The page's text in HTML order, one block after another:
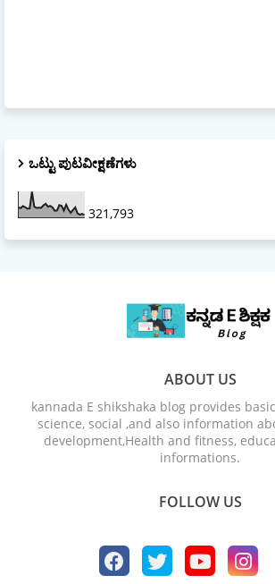
ಒಟ್ಟು ಪುಟವೀಕ್ಷಣೆಗಳು
321,793
ABOUT US
kannada E shikshaka blog provides
science, social ,and also information
development,Health and fitness,
informations.
FOLLOW US